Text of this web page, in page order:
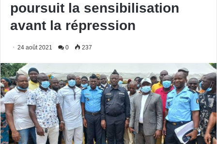
poursuit la sensibilisation
avant la répression
24 août 2021 0 237